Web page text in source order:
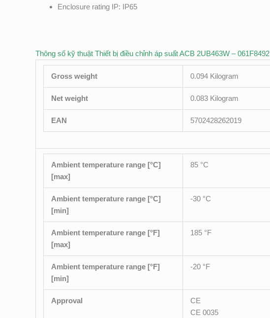
Enclosure rating IP: IP65
Thông số kỹ thuật Thiết bị điều chỉnh áp suất ACB 2UB463W – 061F8492
Gross weight 0.094 Kilogram
Net weight 0.083 Kilogram
EAN 5702428262019
Ambient temperature range [°C]
[max]
85 °C
Ambient temperature range [°C]
[min]
-30 °C
Ambient temperature range [°F]
[max]
185 °F
Ambient temperature range [°F]
[min]
-20 °F
Approval
CE
CE 0035